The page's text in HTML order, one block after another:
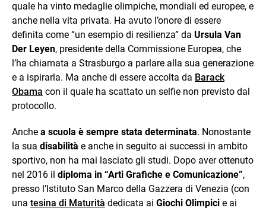
quale ha vinto medaglie olimpiche, mondiali ed europee, e
anche nella vita privata. Ha avuto l’onore di essere
definita come “un esempio di resilienza” da Ursula Van
Der Leyen, presidente della Commissione Europea, che
l’ha chiamata a Strasburgo a parlare alla sua generazione
e a ispirarla. Ma anche di essere accolta da Barack
Obama con il quale ha scattato un selfie non previsto dal
protocollo.
Anche a scuola è sempre stata determinata. Nonostante
la sua disabilità e anche in seguito ai successi in ambito
sportivo, non ha mai lasciato gli studi. Dopo aver ottenuto
nel 2016 il diploma in “Arti Grafiche e Comunicazione”,
presso l’Istituto San Marco della Gazzera di Venezia (con
una tesina di Maturità dedicata ai Giochi Olimpici e ai